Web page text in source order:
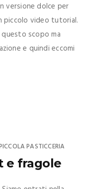
versione dolce per
piccolo video tutorial.
scopo ma
e quindi eccomi
PASTICCERIA
e fragole